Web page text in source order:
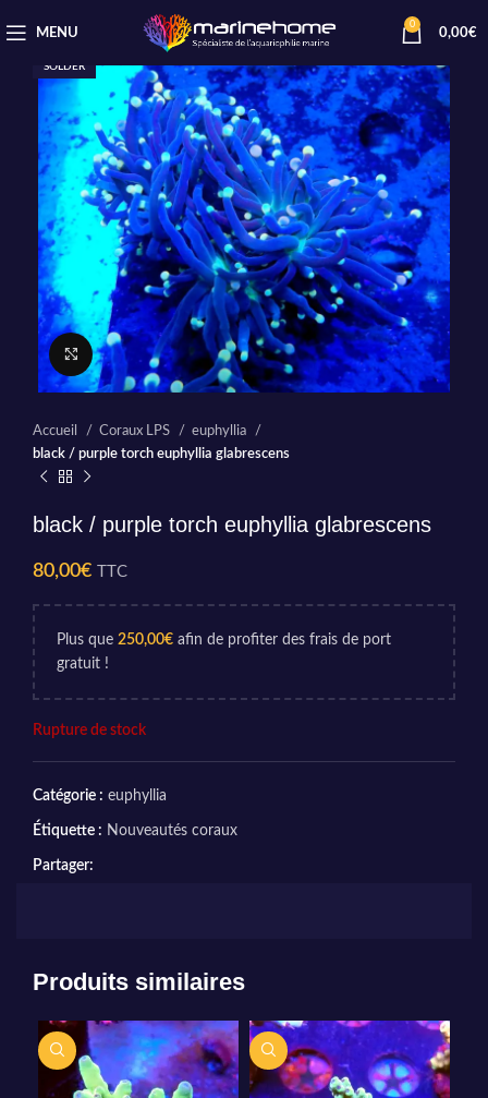
MENU
0
0,00€
SOLDER
Cliquez pour agrandir
Accueil Coraux LPS
euphyllia
black / purple torch euphyllia glabrescens
black / purple torch euphyllia glabrescens
80,00€ TTC
Plus que 250,00€ afin de profiter des frais de port
gratuit !
Rupture de stock
Catégorie : euphyllia
Étiquette : Nouveautés coraux
Partager:
Produits similaires